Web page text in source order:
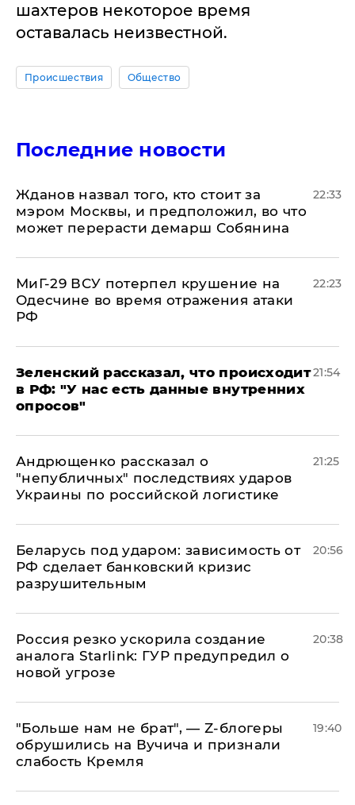
шахтеров некоторое время
оставалась неизвестной.
Происшествия Общество
Последние новости
Жданов назвал того, кто стоит за
мэром Москвы, и предположил, во что
может перерасти демарш Собянина
22:33
МиГ-29 ВСУ потерпел крушение на
Одесчине во время отражения атаки
РФ
22:23
​Зеленский рассказал, что происходит
в РФ: "У нас есть данные внутренних
опросов"
21:54
Андрющенко рассказал о
"непубличных" последствиях ударов
Украины по российской логистике
21:25
Беларусь под ударом: зависимость от
РФ сделает банковский кризис
разрушительным
20:56
​Россия резко ускорила создание
аналога Starlink: ГУР предупредил о
новой угрозе
20:38
​"Больше нам не брат", — Z-блогеры
обрушились на Вучича и признали
слабость Кремля
19:40